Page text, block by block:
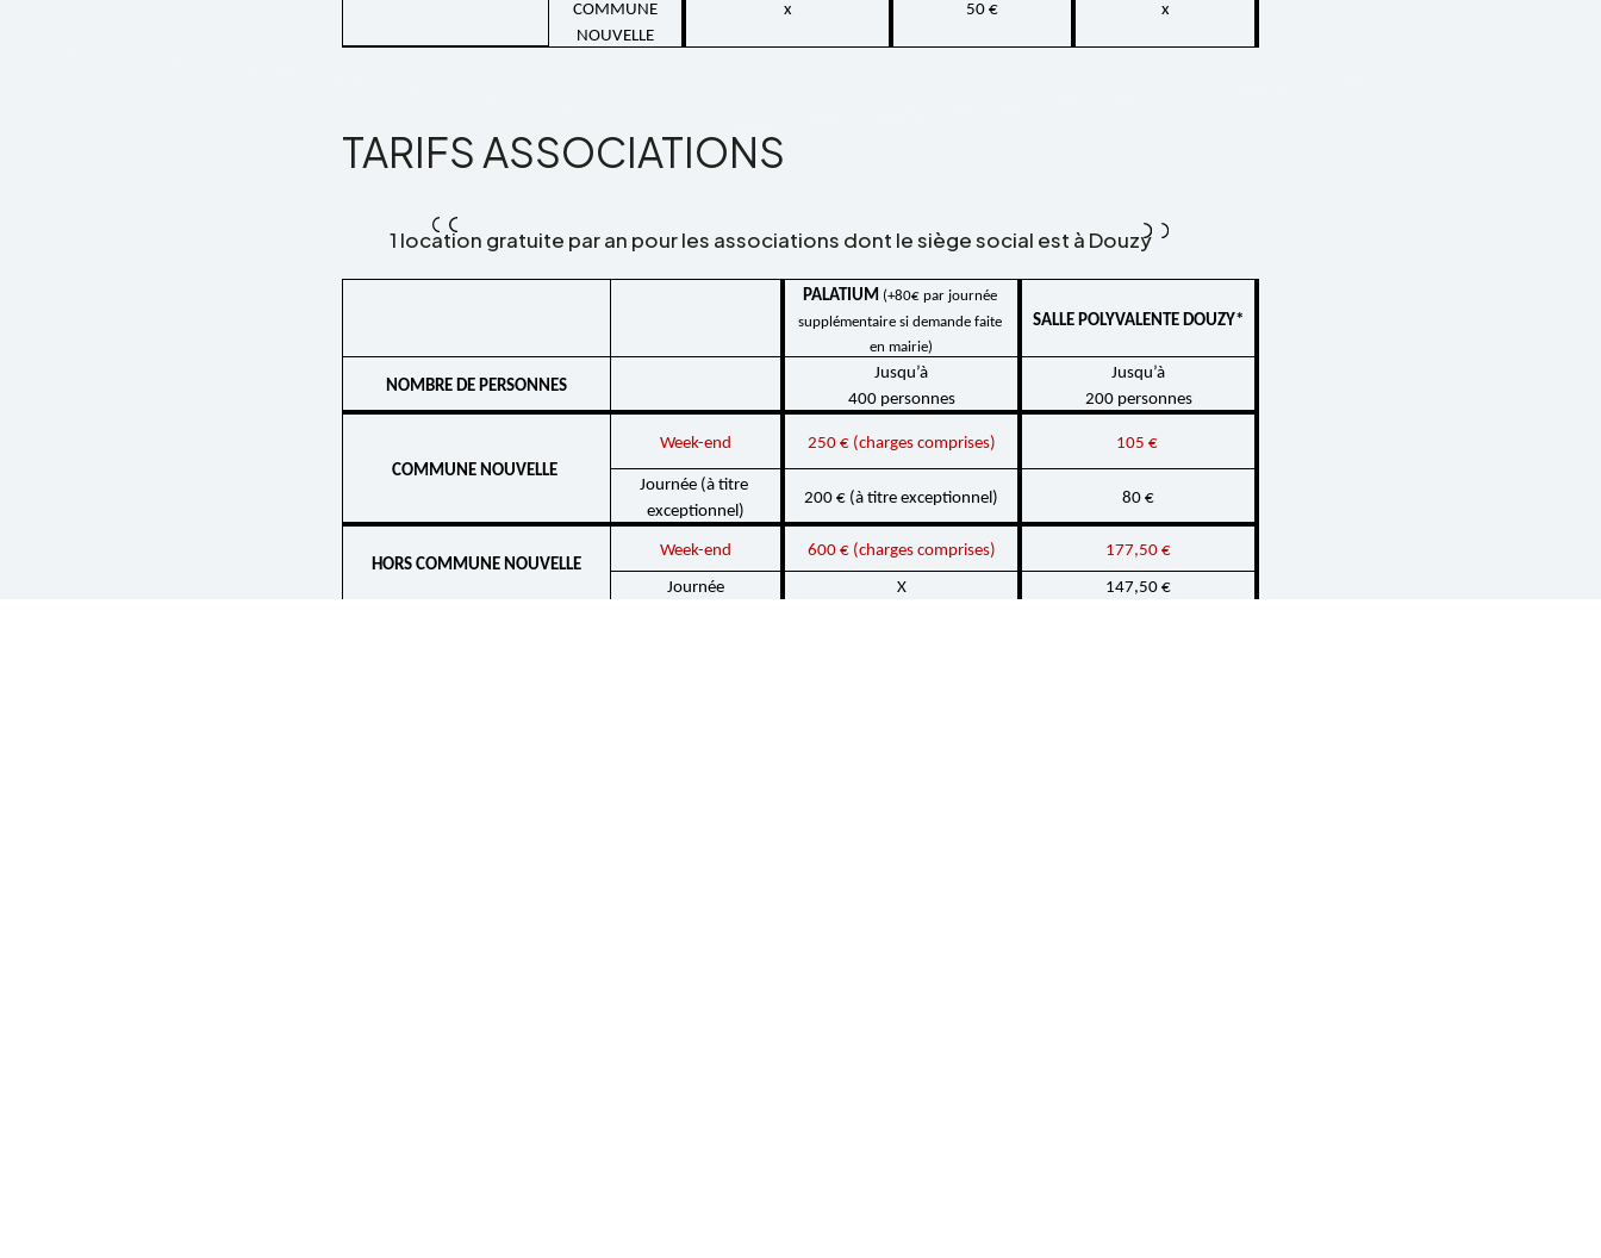
COMMUNE
NOUVELLE
x 50 € x
TARIFS ASSOCIATIONS
1 loca­tion gratuite par an pour les asso­cia­tions dont le siège social est à Douzy
PALA­TIUM (+80€ par jour­née
supplé­men­taire si demande faite
en mairie)
SALLE POLY­VA­LENTE DOUZY*
NOMBRE DE PERSONNES
Jusqu’à
400 personnes
Jusqu’à
200 personnes
COMMUNE NOUVELLE
Week-end 250 € (charges comprises) 105 €
Jour­née (à titre
excep­tion­nel)
200 € (à titre excep­tion­nel) 80 €
HORS COMMUNE NOUVELLE
Week-end 600 € (charges comprises) 177,50 €
Jour­née X 147,50 €